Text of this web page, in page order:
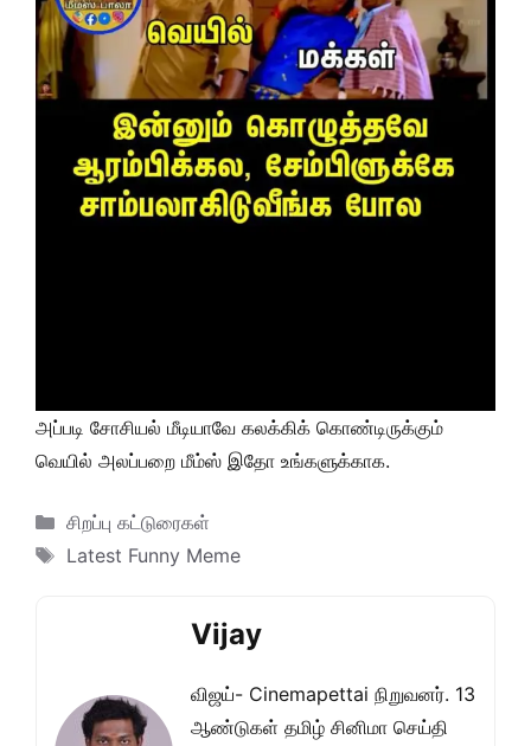
அப்படி சோசியல் மீடியாவே கலக்கிக் கொண்டிருக்கும்
வெயில் அலப்பறை மீம்ஸ் இதோ உங்களுக்காக.
Categories
சிறப்பு கட்டுரைகள்
Tags
Latest Funny Meme
Vijay
விஜய்- Cinemapettai நிறுவனர். 13
ஆண்டுகள் தமிழ் சினிமா செய்தி